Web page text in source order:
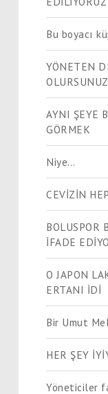
Bu boyacı
YÖNETEN
OLURSUNUZ
AYNI ŞEYE
GÖRMEK
Niye…
CEVİZİN
BOLUSPOR
İFADE
O JAPON
ERTANI İDİ
Bir Umut
HER ŞEY
Yöneticiler